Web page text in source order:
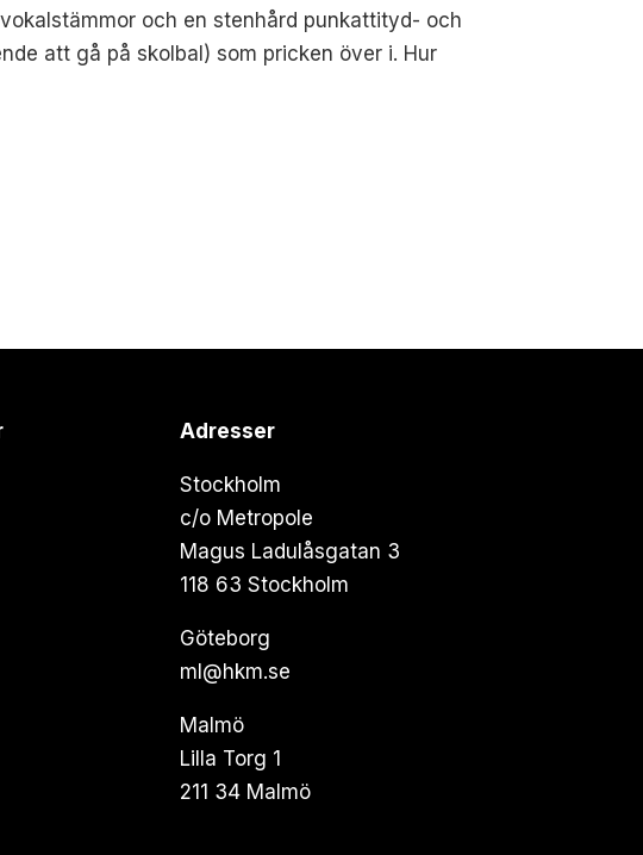
och en stenhård punkattityd- och
att gå på skolbal) som pricken över i. Hur
Adresser
Stockholm
c/o Metropole
Magus Ladulåsgatan 3
118 63 Stockholm
Göteborg
ml@hkm.se
Malmö
Lilla Torg 1
211 34 Malmö